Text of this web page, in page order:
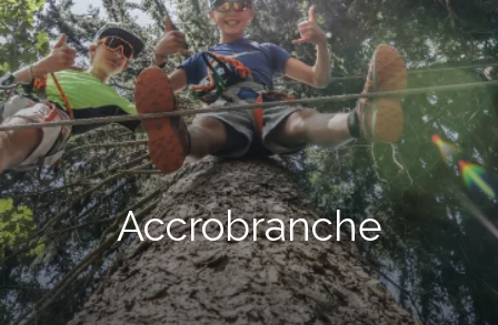
Accrobranche